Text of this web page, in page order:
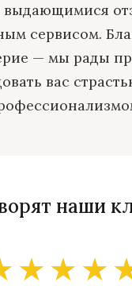
выдающимися
сервисом.
— мы рады
вас
наши